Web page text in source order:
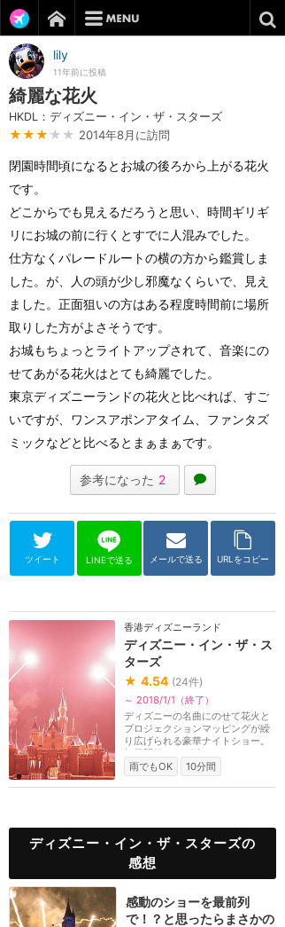
lily
11年前に投稿
綺麗な花火
HKDL：ディズニー・イン・ザ・スターズ
★★★ ★★ 2014年8月に訪問
閉園時間頃になるとお城の後ろから上がる花火
です。
どこからでも見えるだろうと思い、時間ギリギ
リにお城の前に行くとすでに人混みでした。
仕方なくパレードルートの横の方から鑑賞しま
した。が、人の頭が少し邪魔なくらいで、見え
ました。正面狙いの方はある程度時間前に場所
取りした方がよさそうです。
お城もちょっとライトアップされて、音楽にの
せてあがる花火はとても綺麗でした。
東京ディズニーランドの花火と比べれば、すご
いですが、ワンスアポンアタイム、ファンタズ
ミックなどと比べるとまぁまぁです。
参考になった 2
ツイート LINEで送る メールで送る URLをコピー
香港ディズニーランド
ディズニー・イン・ザ・ス
ターズ
★ 4.54 (24件)
～ 2018/1/1（終了）
ディズニーの名曲にのせて花火と
プロジェクションマッピングが繰
り広げられる豪華ナイトショー。
毎日開催。2015年1...
雨でもOK
10分間
ディズニー・イン・ザ・スターズの
感想
感動のショーを最前列
で！？と思ったらまさかの